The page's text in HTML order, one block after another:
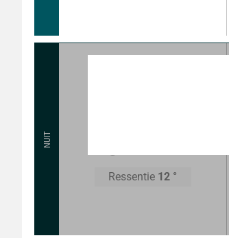
NUIT
Ressentie 12 °